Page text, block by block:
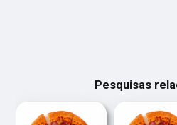
Pesquisas